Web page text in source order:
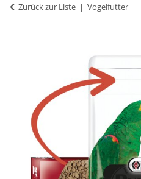
Zurück zur Liste Vogelfutter